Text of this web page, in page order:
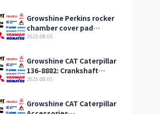
山猫 上柴
Accessories
Growshine Perkins rocker
chamber cover pad
T427303 construction
combustion engine
accessories
2025.08.05
Growshine CAT Caterpillar
136-8882: Crankshaft
assembly Engine agent
2025.08.05
Growshine CAT Caterpillar